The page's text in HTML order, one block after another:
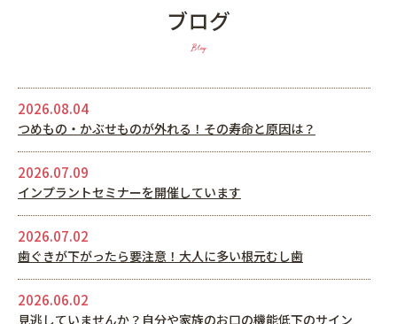
ブログ
Blog
2026.08.04
つめもの・かぶせものが外れる！その寿命と原因は？
2026.07.09
インプラントセミナーを開催しています
2026.07.02
歯ぐきが下がったら要注意！大人に多い根元むし歯
2026.06.02
見逃していませんか？自分や家族のお口の機能低下のサイン